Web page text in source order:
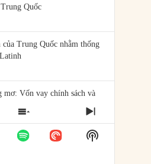
Quốc
Trung Quốc nhằm thống
mơ: Vốn vay chính sách và
cho startup vay vốn
trở thành “phòng thí nghiệm”
mới
SHOW
EPISODES
LIST
NEXT
EPISODE
Show
Podcast